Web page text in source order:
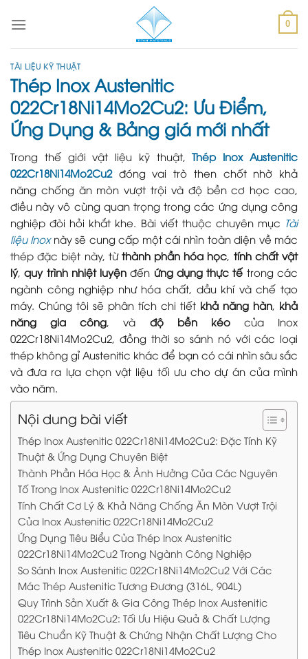
0
TÀI LIỆU KỸ THUẬT
Thép Inox Austenitic
022Cr18Ni14Mo2Cu2: Ưu Điểm,
Ứng Dụng & Bảng giá mới nhất
Trong thế giới vật liệu kỹ thuật,Thép Inox Austenitic
022Cr18Ni14Mo2Cu2đóng vai trò then chốt nhờ khả
năng chống ăn mòn vượt trội và độ bền cơ học cao,
điều này vô cùng quan trọng trong các ứng dụng công
nghiệp đòi hỏi khắt khe. Bài viết thuộc chuyên mục Tài
liệu Inoxnày sẽ cung cấp một cái nhìn toàn diện về mác
thép đặc biệt này, từ thành phần hóa học, tính chất vật
lý,quy trình nhiệt luyện đến ứng dụng thực tếtrong các
ngành công nghiệp như hóa chất, dầu khí và chế tạo
máy. Chúng tôi sẽ phân tích chi tiết khả năng hàn, khả
năng gia công, và độ bền kéocủa Inox
022Cr18Ni14Mo2Cu2, đồng thời so sánh nó với các loại
thép không gỉ Austenitic khác để bạn có cái nhìn sâu sắc
và đưa ra lựa chọn vật liệu tối ưu cho dự án của mình
vào năm.
Nội dung bài viết
Thép Inox Austenitic 022Cr18Ni14Mo2Cu2: Đặc Tính Kỹ
Thuật & Ứng Dụng Chuyên Biệt
Thành Phần Hóa Học & Ảnh Hưởng Của Các Nguyên
Tố Trong Inox Austenitic 022Cr18Ni14Mo2Cu2
Tính Chất Cơ Lý & Khả Năng Chống Ăn Mòn Vượt Trội
Của Inox Austenitic 022Cr18Ni14Mo2Cu2
Ứng Dụng Tiêu Biểu Của Thép Inox Austenitic
022Cr18Ni14Mo2Cu2 Trong Ngành Công Nghiệp
So Sánh Inox Austenitic 022Cr18Ni14Mo2Cu2 Với Các
Mác Thép Austenitic Tương Đương (316L, 904L)
Quy Trình Sản Xuất & Gia Công Thép Inox Austenitic
022Cr18Ni14Mo2Cu2: Tối Ưu Hiệu Quả & Chất Lượng
Tiêu Chuẩn Kỹ Thuật & Chứng Nhận Chất Lượng Cho
Thép Inox Austenitic 022Cr18Ni14Mo2Cu2